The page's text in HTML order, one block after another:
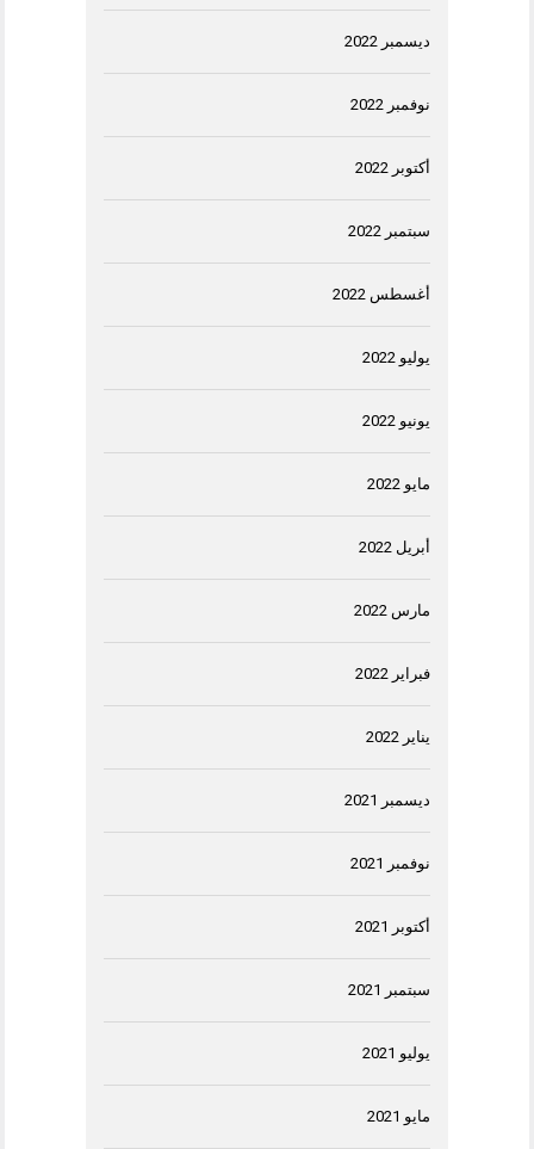
ديسمبر 2022
نوفمبر 2022
أكتوبر 2022
سبتمبر 2022
أغسطس 2022
يوليو 2022
يونيو 2022
مايو 2022
أبريل 2022
مارس 2022
فبراير 2022
يناير 2022
ديسمبر 2021
نوفمبر 2021
أكتوبر 2021
سبتمبر 2021
يوليو 2021
مايو 2021